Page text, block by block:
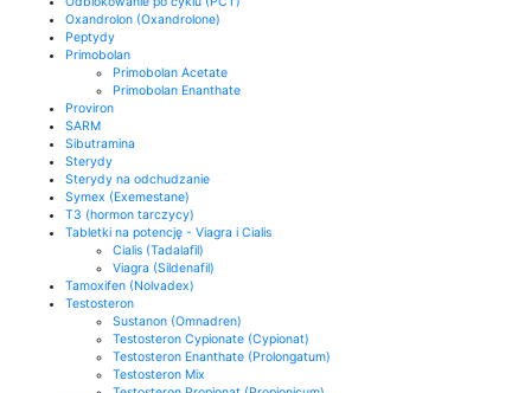
Oxandrolon (Oxandrolone)
Peptydy
Primobolan
Primobolan Acetate
Primobolan Enanthate
Proviron
SARM
Sibutramina
Sterydy
Sterydy na odchudzanie
Symex (Exemestane)
T3 (hormon tarczycy)
Tabletki na potencję - Viagra i Cialis
Cialis (Tadalafil)
Viagra (Sildenafil)
Tamoxifen (Nolvadex)
Testosteron
Sustanon (Omnadren)
Testosteron Cypionate (Cypionat)
Testosteron Enanthate (Prolongatum)
Testosteron Mix